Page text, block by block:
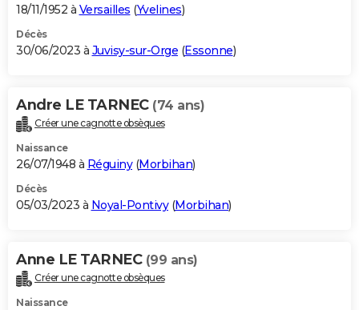
18/11/1952 à Versailles (Yvelines)
Décès
30/06/2023 à Juvisy-sur-Orge (Essonne)
Andre LE TARNEC (74 ans)
Créer une cagnotte obsèques
Naissance
26/07/1948 à Réguiny(Morbihan)
Décès
05/03/2023 à Noyal-Pontivy(Morbihan)
Anne LE TARNEC (99 ans)
Créer une cagnotte obsèques
Naissance